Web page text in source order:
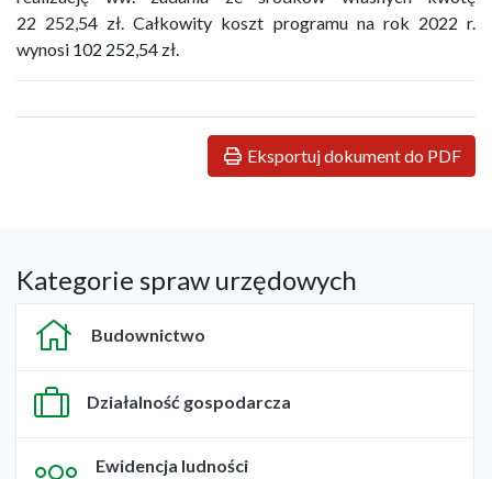
22 252,54 zł. Całkowity koszt programu na rok 2022 r.
wynosi 102 252,54 zł.
Eksportuj dokument do PDF
Kategorie spraw urzędowych
Budownictwo
Działalność gospodarcza
Ewidencja ludności